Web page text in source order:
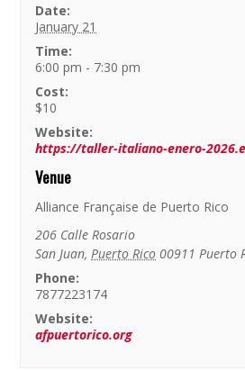
Date:
January 21
Time:
6:00 pm - 7:30 pm
Cost:
$10
Website:
https://taller-italiano-enero-
Venue
Alliance Française de Puerto Rico
206 Calle Rosario
San Juan, Puerto Rico 00911 Puerto
Phone:
7877223174
Website:
afpuertorico.org